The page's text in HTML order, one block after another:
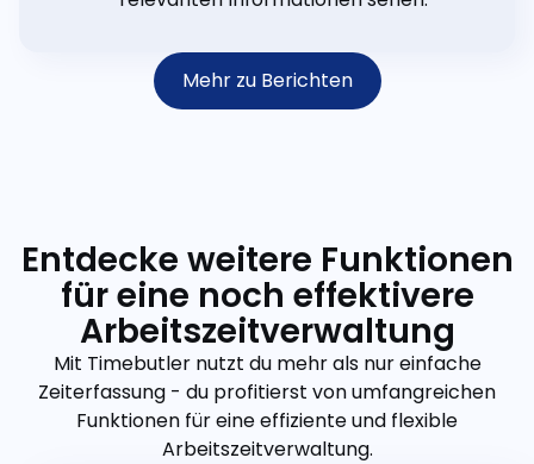
Mehr zu Berichten
Entdecke weitere Funktionen
für eine noch effektivere
Arbeitszeitverwaltung
Mit Timebutler nutzt du mehr als nur einfache
Zeiterfassung - du profitierst von umfangreichen
Funktionen für eine effiziente und flexible
Arbeitszeitverwaltung.